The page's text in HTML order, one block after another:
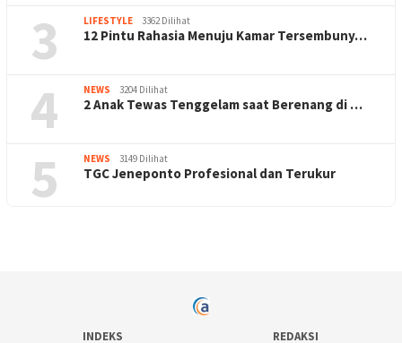
3
LIFESTYLE 3362 Dilihat
12 Pintu Rahasia Menuju Kamar Tersembuny…
4 NEWS 3204 Dilihat
2 Anak Tewas Tenggelam saat Berenang di …
5 NEWS 3149 Dilihat
TGC Jeneponto Profesional dan Terukur
INDEKS
REDAKSI